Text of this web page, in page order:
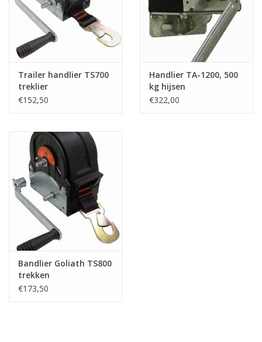
Trailer handlier TS700
treklier
€152,50
Handlier TA-1200, 500
kg hijsen
€322,00
Bandlier Goliath TS800
trekken
€173,50